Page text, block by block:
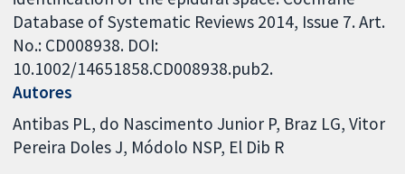
Database of Systematic Reviews 2014, Issue 7. Art.
No.: CD008938. DOI:
10.1002/14651858.CD008938.pub2.
Autores
Antibas PL do Nascimento Junior P Braz LG Vitor
Pereira Doles J Módolo NSP El Dib R